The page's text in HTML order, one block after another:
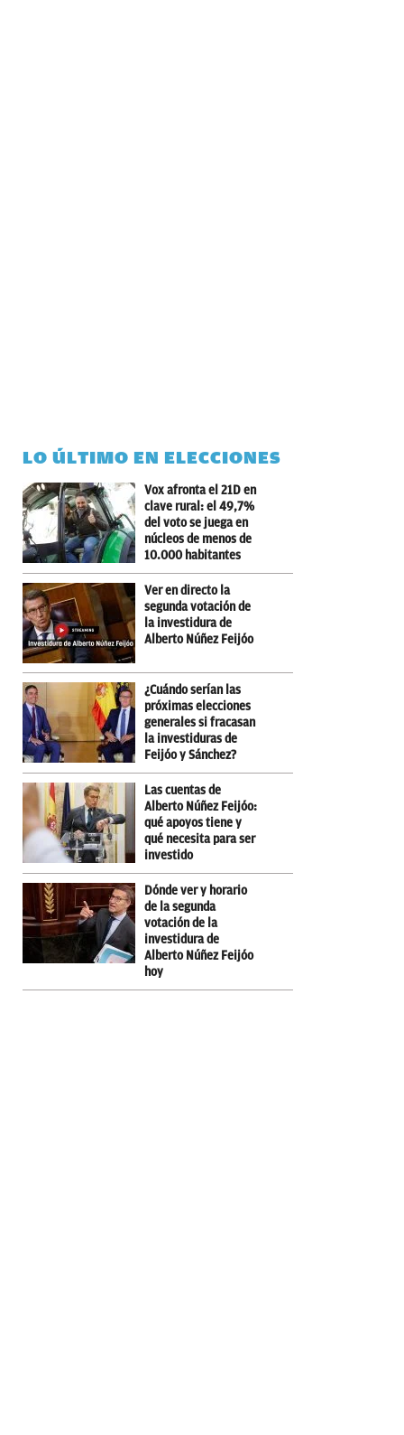
LO ÚLTIMO EN ELECCIONES
Vox afronta el 21D en
clave rural: el 49,7%
del voto se juega en
núcleos de menos de
10.000 habitantes
Ver en directo la
segunda votación de
la investidura de
Alberto Núñez Feijóo
¿Cuándo serían las
próximas elecciones
generales si fracasan
la investiduras de
Feijóo y Sánchez?
Las cuentas de
Alberto Núñez Feijóo:
qué apoyos tiene y
qué necesita para ser
investido
Dónde ver y horario
de la segunda
votación de la
investidura de
Alberto Núñez Feijóo
hoy